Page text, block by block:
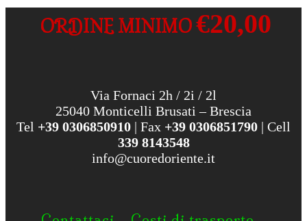
ORDINE MINIMO€20,00
Via Fornaci 2h / 2i / 2l
25040 Monticelli Brusati – Brescia
Tel +39 0306850910 | Fax +39 0306851790 | Cell
339 8143548
info@cuoredoriente.it